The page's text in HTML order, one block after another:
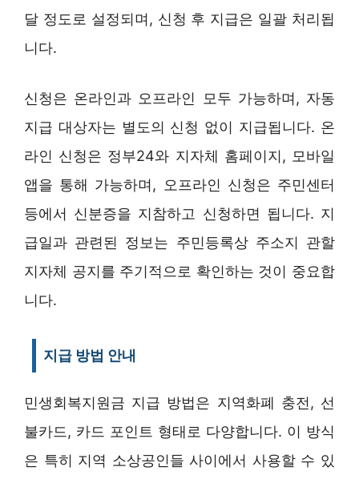
달 정도로 설정되며, 신청 후 지급은 일괄 처리됩
니다.
신청은 온라인과 오프라인 모두 가능하며, 자동
지급 대상자는 별도의 신청 없이 지급됩니다. 온
라인 신청은 정부24와 지자체 홈페이지, 모바일
앱을 통해 가능하며, 오프라인 신청은 주민센터
등에서 신분증을 지참하고 신청하면 됩니다. 지
급일과 관련된 정보는 주민등록상 주소지 관할
지자체 공지를 주기적으로 확인하는 것이 중요합
니다.
지급 방법 안내
민생회복지원금 지급 방법은 지역화폐 충전, 선
불카드, 카드 포인트 형태로 다양합니다. 이 방식
은 특히 지역 소상공인들 사이에서 사용할 수 있